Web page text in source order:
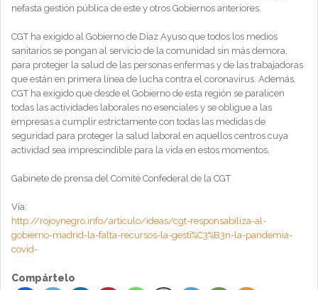
nefasta gestión pública de este y otros Gobiernos anteriores.
CGT ha exigido al Gobierno de Díaz Ayuso que todos los medios
sanitarios se pongan al servicio de la comunidad sin más demora,
para proteger la salud de las personas enfermas y de las trabajadoras
que están en primera línea de lucha contra el coronavirus. Además,
CGT ha exigido que desde el Gobierno de esta región se paralicen
todas las actividades laborales no esenciales y se obligue a las
empresas a cumplir estrictamente con todas las medidas de
seguridad para proteger la salud laboral en aquellos centros cuya
actividad sea imprescindible para la vida en estos momentos.
Gabinete de prensa del Comité Confederal de la CGT
Vía:
http://rojoynegro.info/articulo/ideas/cgt-responsabiliza-al-
gobierno-madrid-la-falta-recursos-la-gesti%C3%B3n-la-pandemia-
covid-
Compártelo